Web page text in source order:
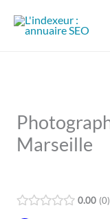
Marseille
0.00 0